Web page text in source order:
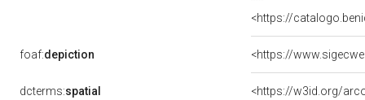
<https://
foaf:depiction
dcterms:spatial
<https://w3id.org/